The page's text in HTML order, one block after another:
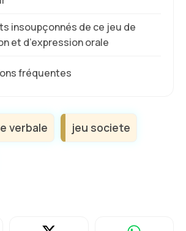
insoupçonnés de ce jeu de
et d’expression orale
fréquentes
verbale jeu societe